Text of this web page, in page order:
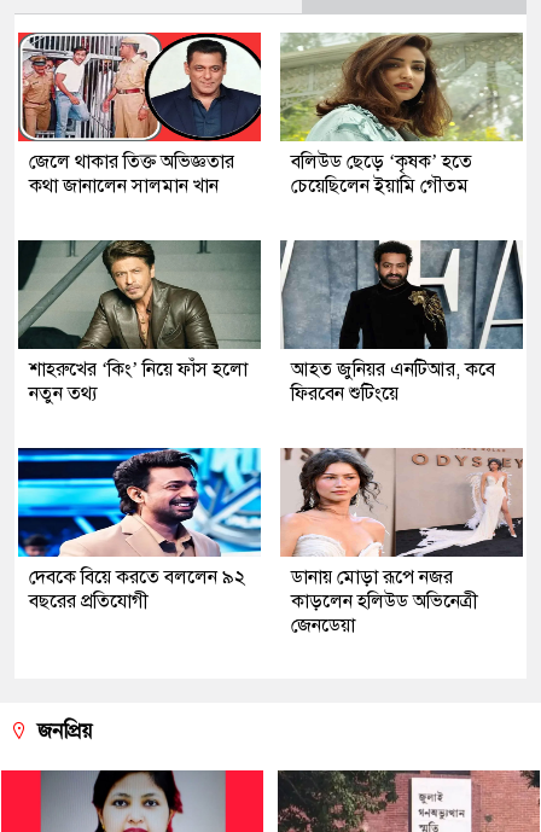
জেলে থাকার তিক্ত অভিজ্ঞতার
কথা জানালেন সালমান খান
বলিউড ছেড়ে ‘কৃষক’ হতে
চেয়েছিলেন ইয়ামি গৌতম
শাহরুখের ‘কিং’ নিয়ে ফাঁস হলো
নতুন তথ্য
আহত জুনিয়র এনটিআর, কবে
ফিরবেন শুটিংয়ে
দেবকে বিয়ে করতে বললেন ৯২
বছরের প্রতিযোগী
ডানায় মোড়া রূপে নজর
কাড়লেন হলিউড অভিনেত্রী
জেনডেয়া
জনপ্রিয়